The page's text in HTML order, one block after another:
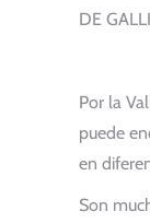
DE
Por la
puede
en
Son